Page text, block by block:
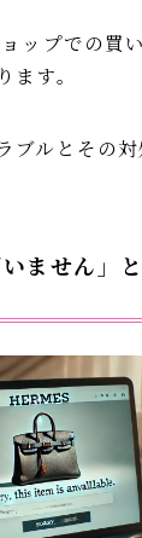
ップでの買
す。
ブルとその
ません」